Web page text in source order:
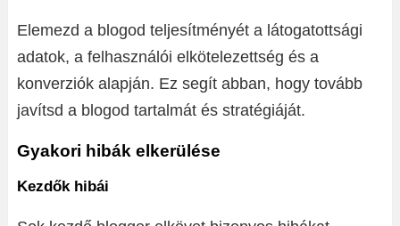
Elemezd a blogod teljesítményét a látogatottsági
adatok, a felhasználói elkötelezettség és a
konverziók alapján. Ez segít abban, hogy tovább
javítsd a blogod tartalmát és stratégiáját.
Gyakori hibák elkerülése
Kezdők hibái